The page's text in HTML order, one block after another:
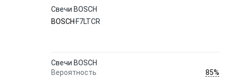
Свечи BOSCH
BOSCH F7LTCR
Свечи BOSCH
Вероятность
85%